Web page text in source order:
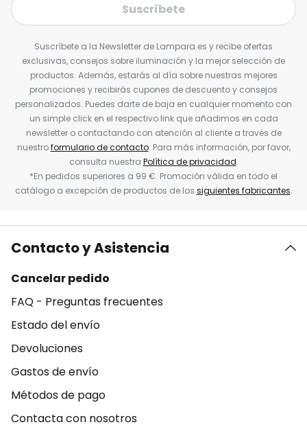
Suscríbete
Suscríbete a la Newsletter de Lampara.es y recibe ofertas
exclusivas, consejos sobre iluminación y la mejor selección de
productos. Además, estarás al día sobre nuestras mejores
promociones y recibirás cupones de descuento y consejos
personalizados. Puedes darte de baja en cualquier momento con
un simple click en el respectivo link que añadimos en cada
newsletter o contactando con atención al cliente a través de
nuestroformulario de contacto. Para más información, por favor,
consulta nuestra Política de privacidad.
*En pedidos superiores a 99 €. Promoción válida en todo el
catálogo a excepción de productos de los siguientes fabricantes.
Contacto y Asistencia
Cancelar pedido
FAQ - Preguntas frecuentes
Estado del envío
Devoluciones
Gastos de envío
Métodos de pago
Contacta con nosotros